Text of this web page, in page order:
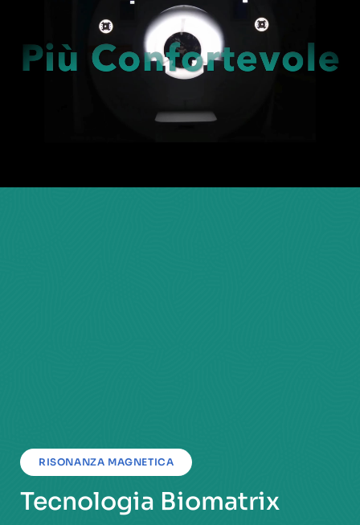
RISONANZA MAGNETICA
Tecnologia Biomatrix